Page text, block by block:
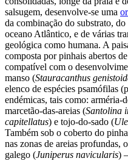
salsugem, desenvolve-se uma
da combinação do substrato,
oceano Atlântico, e de várias
geológica como humana. A
composta por pinhais abertos
compatível com o
manso (Stauracanthus
elenco de espécies psamófilas
endémicas, tais como: arméria-
marcetão-das-areias (Santolina
capitellatus) e tojo-do-sado (
Também sob o coberto do
nas zonas de areias
galego (Juniperus navicularis)